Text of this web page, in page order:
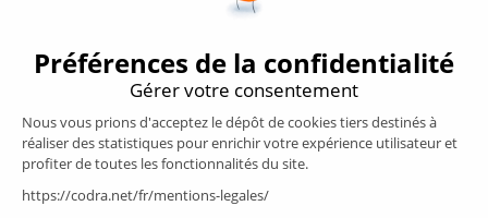
Supervision/SCADA
Suivi énergie
MES